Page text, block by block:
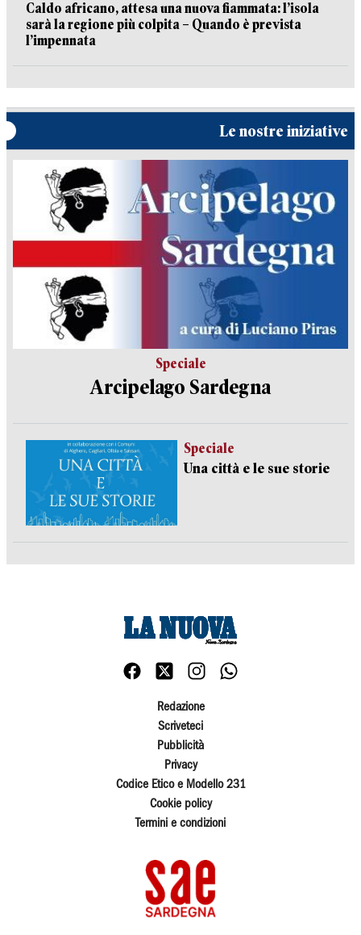
Caldo africano, attesa una nuova fiammata: l’isola
sarà la regione più colpita – Quando è prevista
l’impennata
Le nostre iniziative
Speciale
Arcipelago Sardegna
Speciale
Una città e le sue storie
Redazione
Scriveteci
Pubblicità
Privacy
Codice Etico e Modello 231
Cookie policy
Termini e condizioni